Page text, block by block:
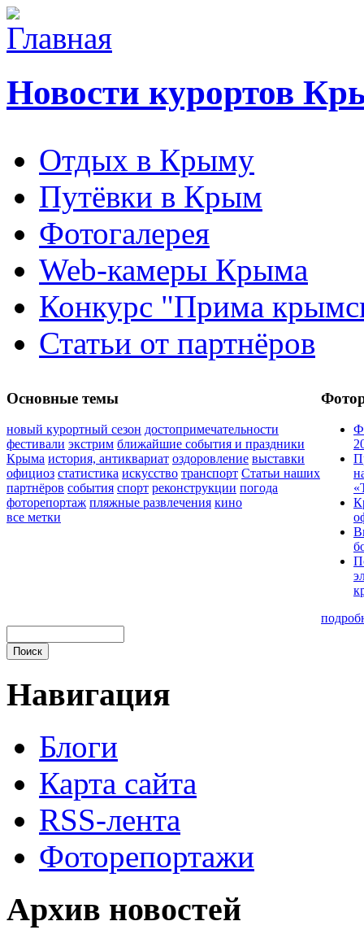
Новости курортов
Отдых в Крыму
Путёвки в Крым
Фотогалерея
Web-камеры Крыма
Конкурс "Прима
Статьи от партнёров
Основные темы
новый курортный сезон достопримечательности
фестивали экстрим ближайшие события и праздники
Крыма история, антиквариат оздоровление выставки
официоз статистика искусство транспорт Статьи наших
партнёров события спорт реконструкции погода
фоторепортаж пляжные развлечения кино
все метки
Навигация
Блоги
Карта сайта
RSS-лента
Фоторепортажи
Архив новостей